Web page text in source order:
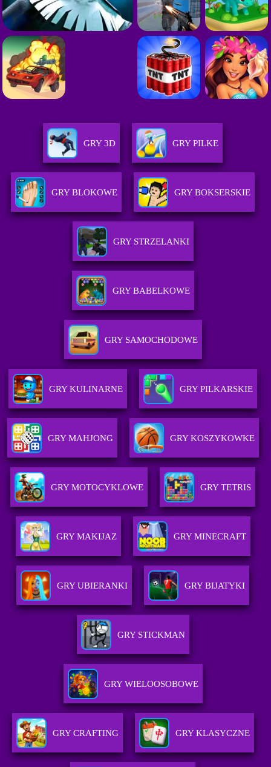
GRY 3D GRY PILKE
GRY BLOKOWE GRY BOKSERSKIE
GRY STRZELANKI
GRY BABELKOWE
GRY SAMOCHODOWE
GRY KULINARNE GRY PILKARSKIE
GRY MAHJONG GRY KOSZYKOWKE
GRY MOTOCYKLOWE GRY TETRIS
GRY MAKIJAZ GRY MINECRAFT
GRY UBIERANKI GRY BIJATYKI
GRY STICKMAN
GRY WIELOOSOBOWE
GRY CRAFTING GRY KLASYCZNE